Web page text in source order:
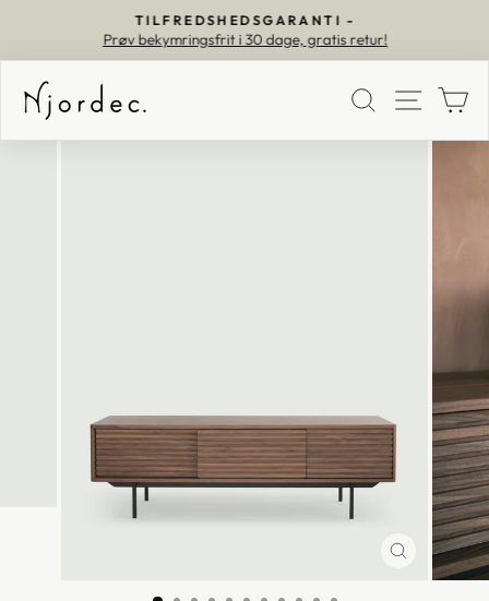
Pause
TILFREDSHEDSGARANTI -
Prøv bekymringsfrit i 30 dage, gratis retur!
SØG